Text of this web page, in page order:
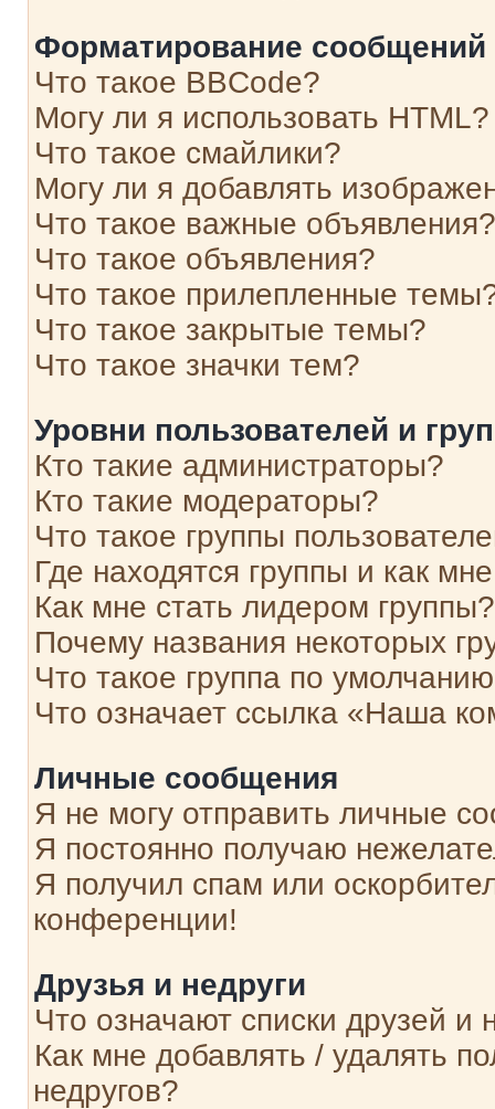
Форматирование
Что такое BBCode?
Могу ли я использовать HTML?
Что такое смайлики?
Могу ли я добавлять
Что такое важные объявления?
Что такое объявления?
Что такое прилепленные
Что такое закрытые темы?
Что такое значки тем?
Уровни пользователей и
Кто такие администраторы?
Кто такие модераторы?
Что такое группы
Где находятся группы и как
Как мне стать лидером группы?
Почему названия некоторых
Что такое группа по
Что означает ссылка «Наша
Личные сообщения
Я не могу отправить личные
Я постоянно получаю
Я получил спам или
конференции!
Друзья и недруги
Что означают списки друзей и
Как мне добавлять / удалять
недругов?